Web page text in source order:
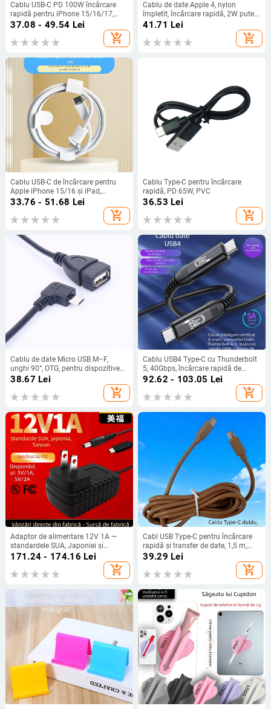
Cablu USB-C PD 100W încărcare
rapidă pentru iPhone 15/16/17,
Huawei, Honor și Vivo tabletă
37.08 - 49.54 Lei
add_shopping_cart
Cablu de date Apple 4, nylon
împletit, încărcare rapidă, 2W putere
maximă, cablu cu un singur
41.71 Lei
add_shopping_cart
Cablu USB-C de încărcare pentru
Apple iPhone 15/16 și iPad,
încărcare rapidă 60W/100W, cablu
33.76 - 51.68 Lei
add_shopping_cart
Cablu Type-C pentru încărcare
rapidă, PD 65W, PVC
36.53 Lei
add_shopping_cart
Cablu de date Micro USB M–F,
unghi 90°, OTG, pentru dispozitive
Android, PVC, retractabil
38.67 Lei
add_shopping_cart
Cablu USB4 Type-C cu Thunderbolt
5, 40Gbps, încărcare rapidă de
240W
92.62 - 103.05 Lei
add_shopping_cart
Adaptor de alimentare 12V 1A —
standardele SUA, Japoniei și
Taiwanului; încărcător pentru
înfrumusețare, masaj, aparat mic
171.24 - 174.16 Lei
add_shopping_cart
Cabl USB Type-C pentru încărcare
rapidă și transfer de date, 1,5 m,
universal pentru telefoane și
tablete; potrivit pentru lămpi de
birou și dispozitive de aromaterapie
39.29 Lei
add_shopping_cart